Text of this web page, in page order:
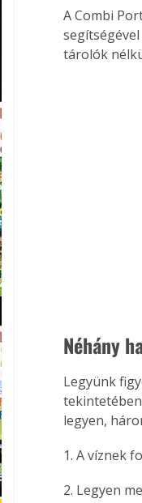
A Combi
tárolók
Néhány
Legyünk
legyen,
1. A víznek
2. Legyen